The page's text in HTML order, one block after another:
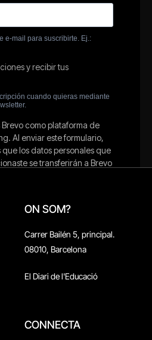
ON SOM?
Carrer Bailén 5, principal.
08010, Barcelona
El Diari de l'Educació
CONNECTA